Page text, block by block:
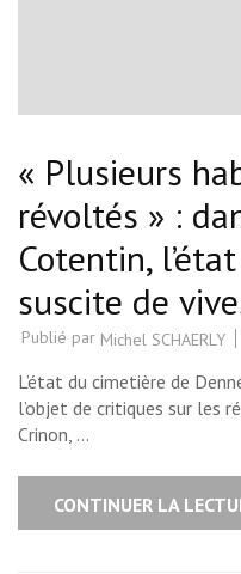
« Plusieurs
révoltés » :
Cotentin,
suscite de
Publié par Michel SCHAERLY
L’état du cimetière de
l’objet de critiques sur les
Crinon, …
CONTINUER LA